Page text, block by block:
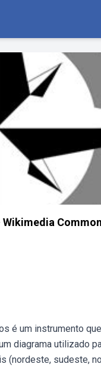
é um instrumento
diagrama utilizado
(nordeste, sudeste,